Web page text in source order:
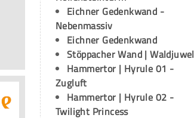
Eichner Gedenkwand -
Nebenmassiv
Eichner Gedenkwand
Stöppacher Wand | Waldjuwel
Hammertor | Hyrule 01 -
Zugluft
Hammertor | Hyrule 02 -
Twilight Princess